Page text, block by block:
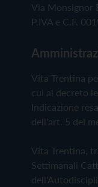
Via Monsignor
P.IVA e C.F.
Vita Trentina
cui al decreto
Indicazione
dell'art. 5 del
Vita Trentina,
Settimanali